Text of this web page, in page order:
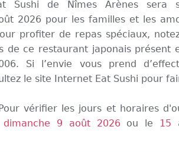
Sushi de Nîmes Arènes sera
2026 pour les familles et les
profiter de repas spéciaux,
de ce restaurant japonais présent
Si l’envie vous prend
le site Internet Eat Sushi pour
vérifier les jours et horaires
dimanche 9 août 2026ou le 15